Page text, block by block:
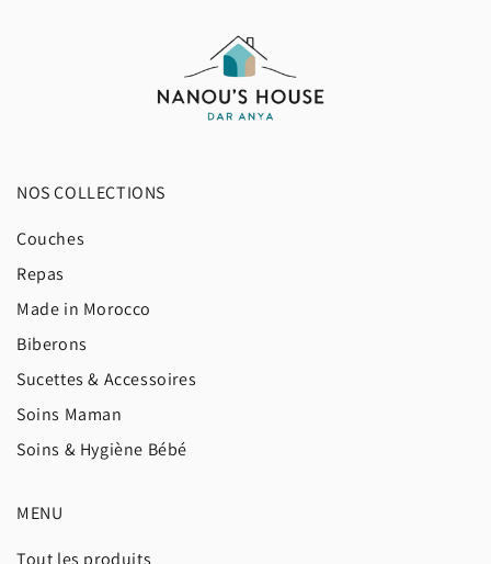
NOS COLLECTIONS
Couches
Repas
Made in Morocco
Biberons
Sucettes & Accessoires
Soins Maman
Soins & Hygiène Bébé
MENU
Tout les produits